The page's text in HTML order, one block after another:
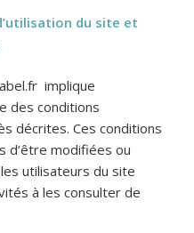
du site et
implique
des conditions
décrites. Ces conditions
d’être modifiées ou
utilisateurs du site
à les consulter de